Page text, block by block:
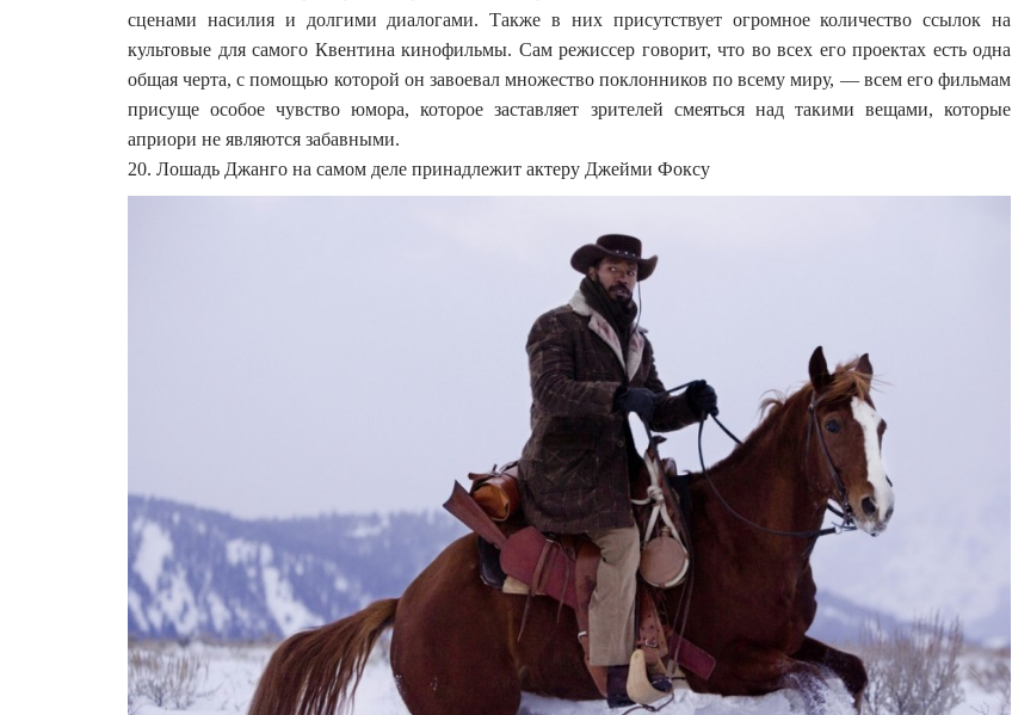
сценами насилия и долгими диалогами. Также в них присутствует огромное количество ссылок на
культовые для самого Квентина кинофильмы. Сам режиссер говорит, что во всех его проектах есть одна
общая черта, с помощью которой он завоевал множество поклонников по всему миру, — всем его фильмам
присуще особое чувство юмора, которое заставляет зрителей смеяться над такими вещами, которые
априори не являются забавными.
20. Лошадь Джанго на самом деле принадлежит актеру Джейми Фоксу